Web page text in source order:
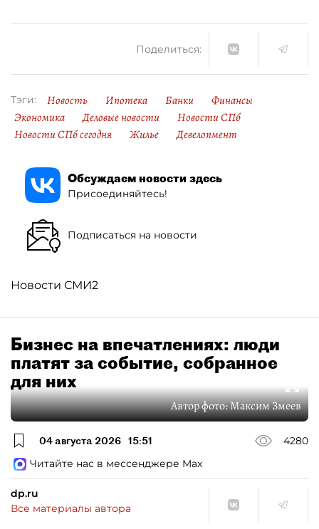
Поделиться:
Тэги: Новость Ипотека Банки
Финансы
Экономика
Деловые новости
Новости СПб
Новости СПб сегодня
Жилье Девелопмент
Обсуждаем новости здесь
Присоединяйтесь!
Подписаться на новости
Новости СМИ2
Бизнес на впечатлениях: люди
платят за событие, собранное
для них
Автор фото:Максим Змеев
04 августа 2026 15:51
4280
Читайте нас в мессенджере Max
dp.ru
Все материалы автора